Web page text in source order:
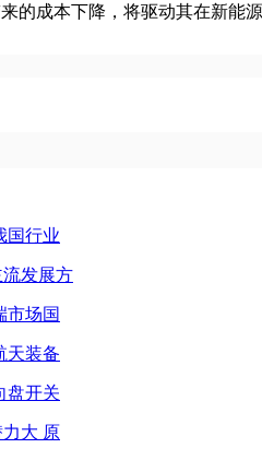
的成本下降，将驱动其在新能
国行业
发展方
市场国
天装备
盘开关
大 原